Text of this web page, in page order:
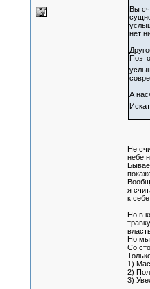
Вы
нет
А
Не
небе
я
к
Но в
Но мы
Со
1)
2)
3)